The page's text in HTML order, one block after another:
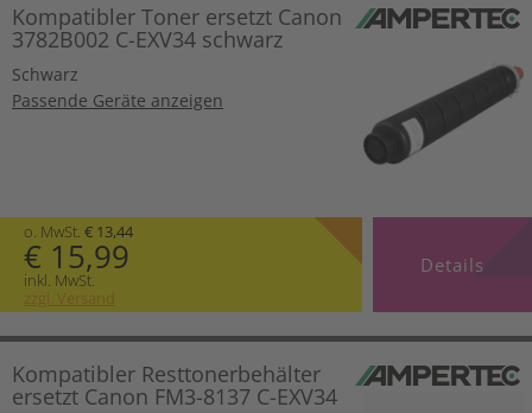
Kompatibler Toner ersetzt Canon
3782B002 C-EXV34 schwarz
Schwarz
Passende Geräte anzeigen
o. MwSt. € 13,44
€ 15,99
inkl. MwSt.
zzgl. Versand
Details
Kompatibler Resttonerbehälter
ersetzt Canon FM3-8137 C-EXV34